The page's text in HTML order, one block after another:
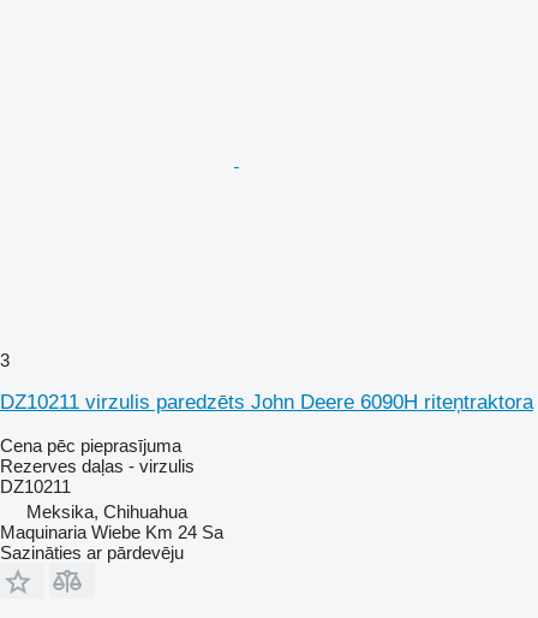
3
DZ10211 virzulis paredzēts John Deere 6090H riteņtraktora
Cena pēc pieprasījuma
Rezerves daļas - virzulis
DZ10211
Meksika, Chihuahua
Maquinaria Wiebe Km 24 Sa
Sazināties ar pārdevēju